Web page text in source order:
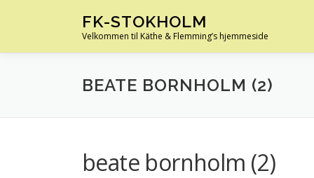
FK-STOKHOLM
Velkommen til Käthe & Flemming’s hjemmeside
BEATE BORNHOLM (2)
beate bornholm (2)